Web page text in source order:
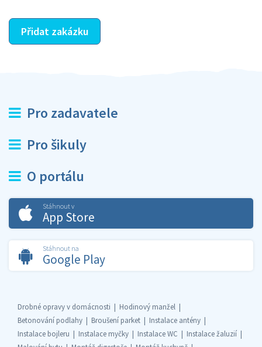
Přidat zakázku
Pro zadavatele
Pro šikuly
O portálu
Stáhnout v
App Store
Stáhnout na
Google Play
Drobné opravy v domácnosti
Hodinový manžel
Betonování podlahy
Broušení parket
Instalace antény
Instalace bojleru
Instalace myčky Instalace WC
Instalace žaluzií